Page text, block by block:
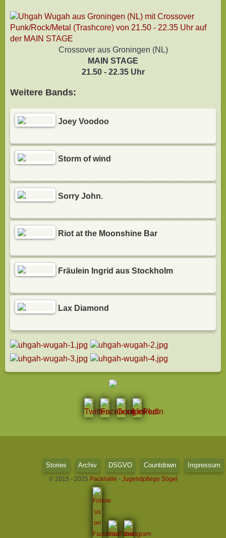
Crossover aus Groningen (NL)
MAIN STAGE
21.50 - 22.35 Uhr
Weitere Bands:
Joey Voodoo
Storm of wind
Sorry John.
Riot at the Moonshine Bar
Fräulein Ingrid aus Stockholm
Lax Diamond
Impressum
Countdown
DSGVO
Archiv
Stories
© 2015 - 2025 Packhalle - Jugendpflege Sögel